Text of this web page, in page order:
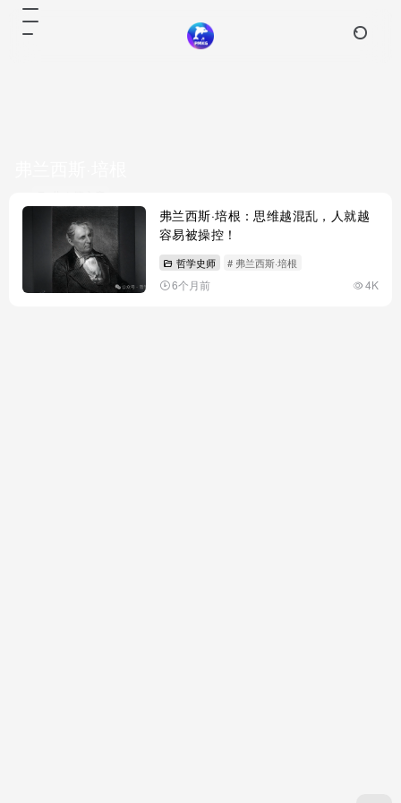
弗兰西斯·培根：思维越混乱，人就越
容易被操控！
哲学史师 # 弗兰西斯·培根
6个月前 4K